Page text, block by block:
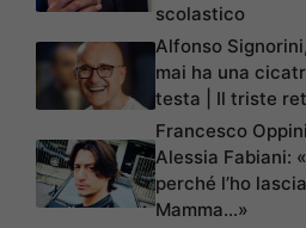
scolastico
Alfonso
mai ha una
testa | Il triste
Francesco
Alessia Fabiani:
perché l’ho
Mamma…»